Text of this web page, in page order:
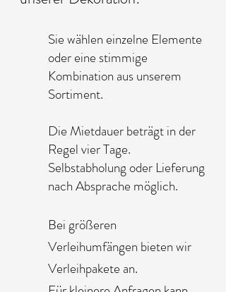
Sie wählen einzelne Elemente
oder eine stimmige
Kombination aus unserem
Sortiment.
Die Mietdauer beträgt in der
Regel vier Tage.
Selbstabholung oder Lieferung
nach Absprache möglich.
Bei größeren
Verleihumfängen bieten wir
Verleihpakete an.